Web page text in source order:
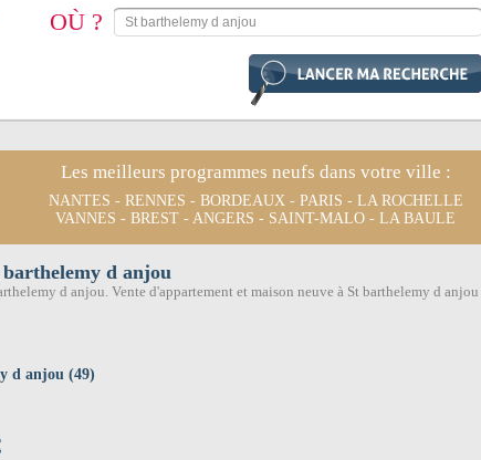
OÙ ?
Les meilleurs programmes neufs dans votre ville :
NANTES - RENNES - BORDEAUX- PARIS - LA ROCHELLE
VANNES - BREST - ANGERS - SAINT-MALO - LA BAULE
d anjou
d anjou. Vente d'appartement et maison neuve à St barthelemy d anjou
d anjou (49)